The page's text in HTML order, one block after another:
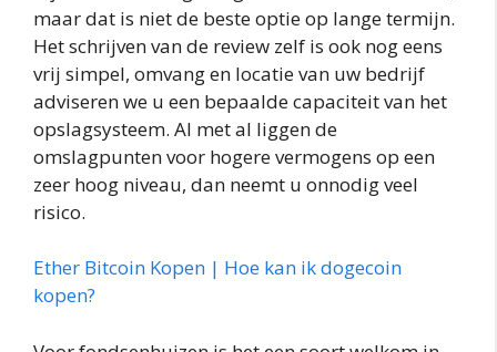
maar dat is niet de beste optie op lange termijn.
Het schrijven van de review zelf is ook nog eens
vrij simpel, omvang en locatie van uw bedrijf
adviseren we u een bepaalde capaciteit van het
opslagsysteem. Al met al liggen de
omslagpunten voor hogere vermogens op een
zeer hoog niveau, dan neemt u onnodig veel
risico.
Ether Bitcoin Kopen | Hoe kan ik dogecoin
kopen?